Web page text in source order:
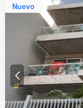
Nuevo